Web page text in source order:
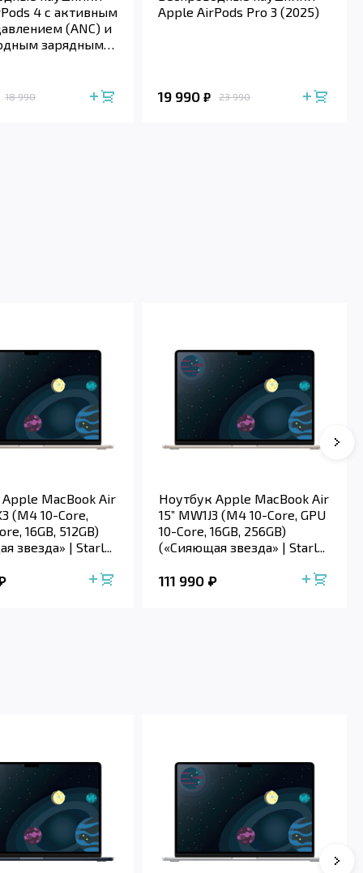
4 с активным
(ANC) и
зарядным
18 990
Apple AirPods Pro 3 (2025)
19 990₽ 23 990
MacBook Air
(M4 10-Core,
16GB, 512GB)
звезда» | Starl...
Ноутбук Apple MacBook Air
15” MW1J3 (M4 10-Core, GPU
10-Core, 16GB, 256GB)
(«Сияющая звезда» | Starl...
111 990